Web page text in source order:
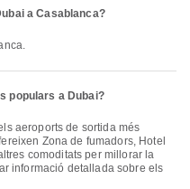
a Casablanca?
populars a Dubai?
aeroports de sortida més
Zona de fumadors, Hotel
comoditats per millorar la
informació detallada sobre els